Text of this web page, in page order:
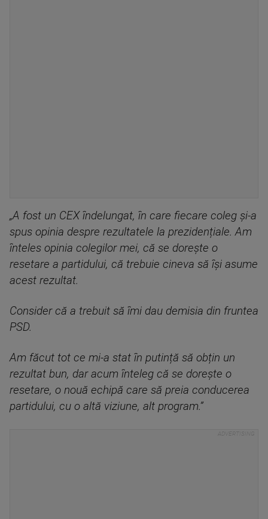
„A fost un CEX îndelungat, în care fiecare coleg și-a
spus opinia despre rezultatele la prezidențiale. Am
înteles opinia colegilor mei, că se dorește o
resetare a partidului, că trebuie cineva să își asume
acest rezultat.
Consider că a trebuit să îmi dau demisia din fruntea
PSD.
Am făcut tot ce mi-a stat în putință să obțin un
rezultat bun, dar acum înteleg că se dorește o
resetare, o nouă echipă care să preia conducerea
partidului, cu o altă viziune, alt program.”